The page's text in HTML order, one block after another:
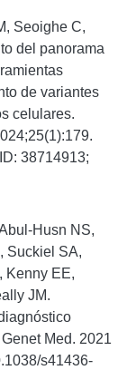
Seoighe C,
del panorama
de variantes
celulares.
38714913;
Husn NS,
Suckiel SA,
Kenny EE,
JM.
Med. 2021
s41436-